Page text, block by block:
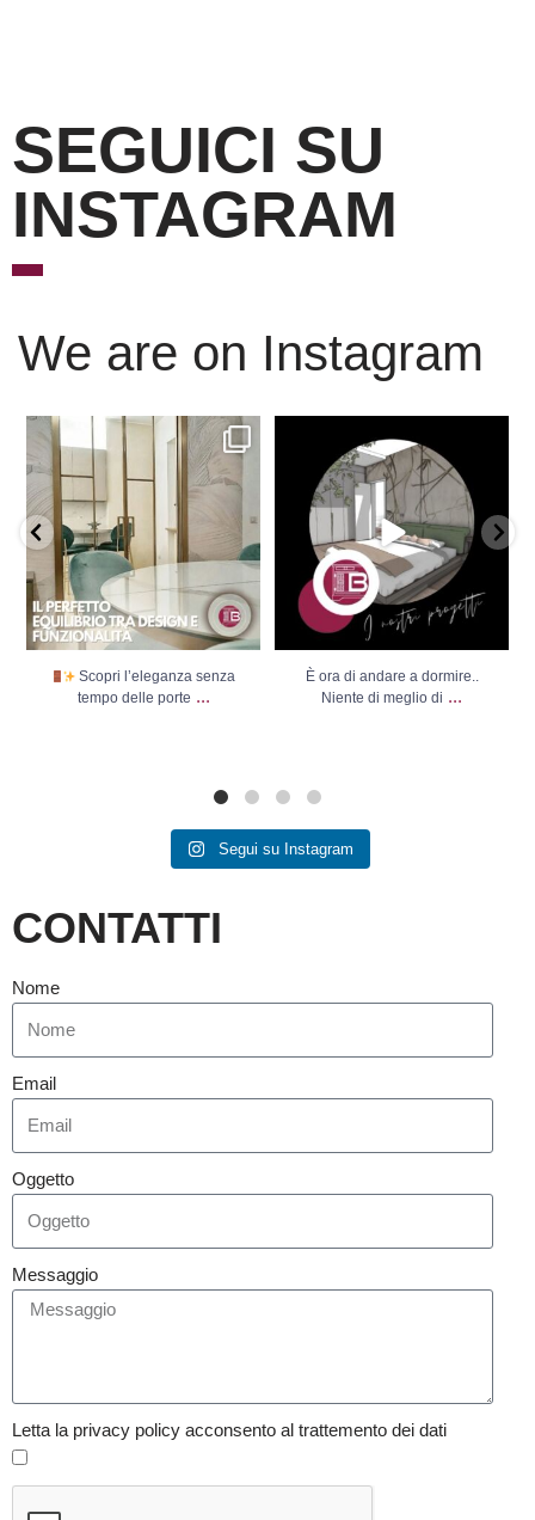
SEGUICI SU
INSTAGRAM
We are on Instagram
Scopri l’eleganza senza
tempo delle porte ...
Scopri l’eleganza senza
tempo delle porte ...
È ora di andare a dormire..
Niente di meglio di
È ora di andare a dormire..
Niente di meglio di ...
Segui su Instagram
CONTATTI
Nome
Email
Oggetto
Messaggio
Letta la privacy policy acconsento al trattemento dei dati